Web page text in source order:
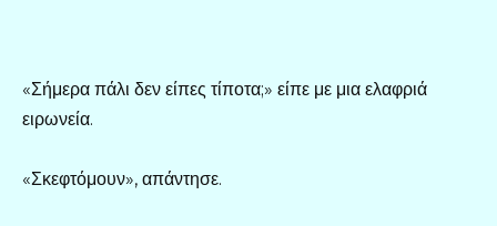
«Σήμερα πάλι δεν είπες τίποτα;» είπε με μια ελαφριά
ειρωνεία.
«Σκεφτόμουν», απάντησε.